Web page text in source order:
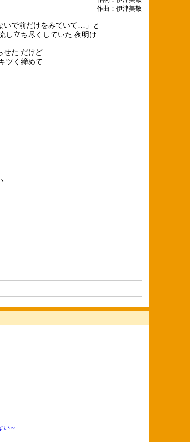
作曲：伊津美敬
いで前だけをみていて…」と
し立ち尽くしていた 夜明け
せた だけど
ツく締めて
い～